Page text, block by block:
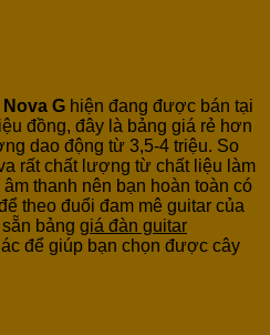
G hiện đang được bán tại
đồng, đây là bảng giá rẻ hơn
dao động từ 3,5-4 triệu. So
rất chất lượng từ chất liệu làm
thanh nên bạn hoàn toàn có
theo đuổi đam mê guitar của
bảng giá đàn guitar
để giúp bạn chọn được cây